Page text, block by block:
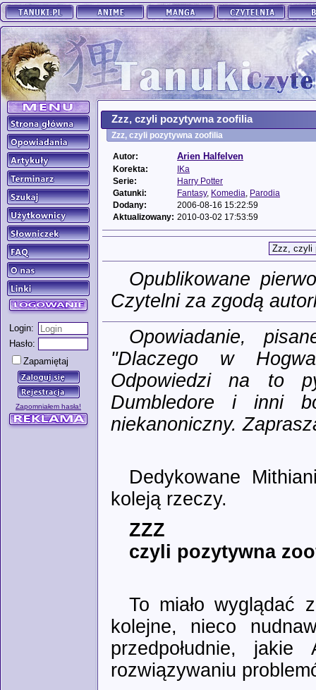
Login:
Hasło:
Zapamiętaj
Zapomniałem hasła!
Zzz, czyli pozytywna zoofilia
Zzz, czyli pozytywna zoofilia
Autor: Arien Halfelven
Korekta:
IKa
Serie:
Harry Potter
Gatunki:
Fantasy, Komedia
Parodia
Dodany:
2006-08-16 15:22:59
Aktualizowany: 2010-03-02 17:53:59
Opublikowane
Czytelni za zgodą
Opowiadanie,
"Dlaczego w
Odpowiedzi na to
Dumbledore i inni
niekanoniczny.
Dedykowane
koleją rzeczy.
ZZZ
czyli pozytywna
To miało wyglądać
kolejne, nieco
przedpołudnie,
rozwiązywaniu